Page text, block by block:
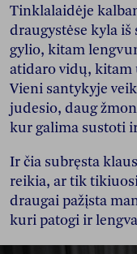
Tinklalaidėje
draugystėse kyla
gylio, kitam
atidaro vidų, kitam
Vieni santykyje
judesio, daug
kur galima sustoti
Ir čia subręsta
reikia, ar tik
draugai pažįsta
kuri patogi ir